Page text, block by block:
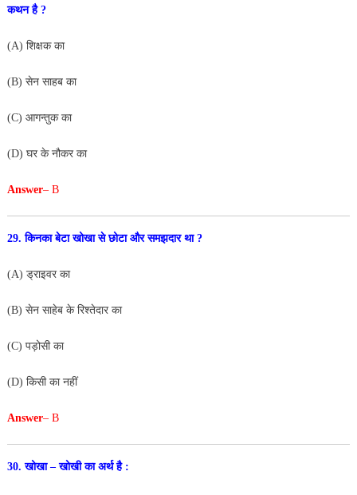
कथन है ?
(A) शिक्षक का
(B) सेन साहब का
(C) आगन्तुक का
(D) घर के नौकर का
Answer– B
29. किनका बेटा खोखा से छोटा और समझदार था ?
(A) ड्राइवर का
(B) सेन साहेब के रिश्तेदार का
(C) पड़ोसी का
(D) किसी का नहीं
Answer– B
30. खोखा – खोखी का अर्थ है :